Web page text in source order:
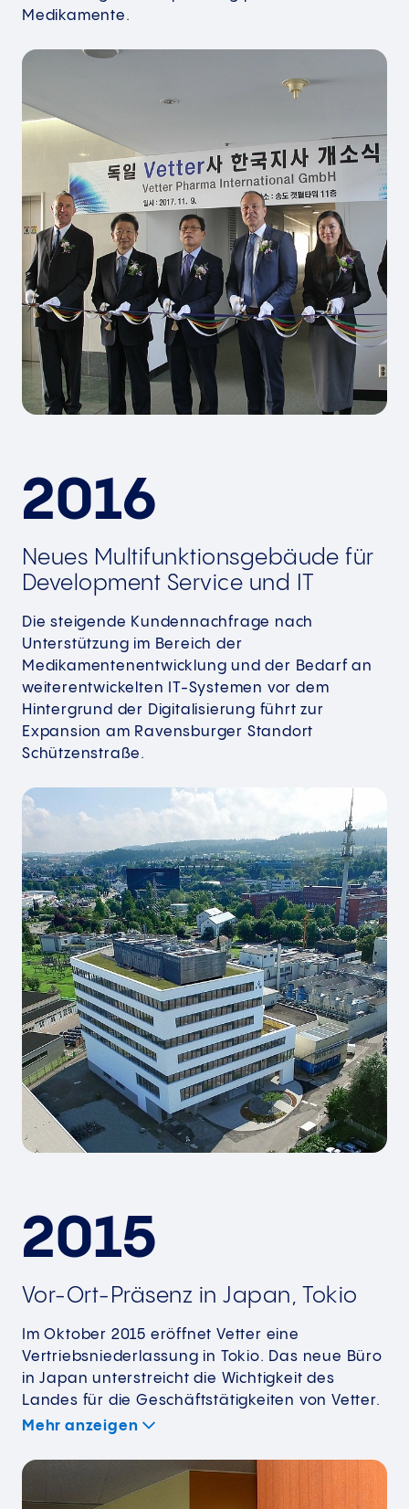
Medikamente.
Neues Multifunktionsgebäude für
Development Service und IT
Die steigende Kundennachfrage nach
Unterstützung im Bereich der
Medikamentenentwicklung und der Bedarf an
weiterentwickelten IT-Systemen vor dem
Hintergrund der Digitalisierung führt zur
Expansion am Ravensburger Standort
Schützenstraße.
2016
Vor-Ort-Präsenz in Japan, Tokio
Im Oktober 2015 eröffnet Vetter eine
Vertriebsniederlassung in Tokio. Das neue Büro
in Japan unterstreicht die Wichtigkeit des
Landes für die Geschäftstätigkeiten von Vetter.
Mehr anzeigen
2015